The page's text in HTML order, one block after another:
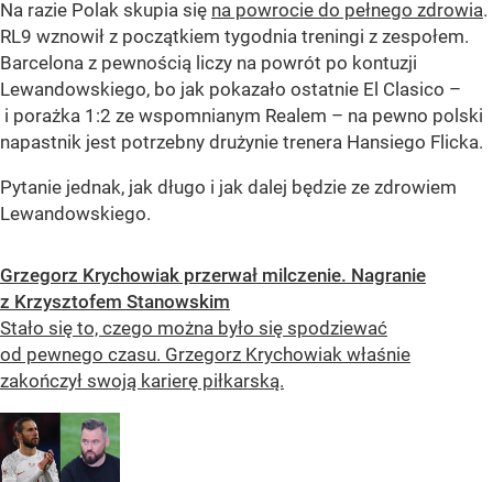
Na razie Polak skupia się na powrocie do pełnego zdrowia.
RL9 wznowił z początkiem tygodnia treningi z zespołem.
Barcelona z pewnością liczy na powrót po kontuzji
Lewandowskiego, bo jak pokazało ostatnie El Clasico –
i porażka 1:2 ze wspomnianym Realem – na pewno polski
napastnik jest potrzebny drużynie trenera Hansiego Flicka.
Pytanie jednak, jak długo i jak dalej będzie ze zdrowiem
Lewandowskiego.
Grzegorz Krychowiak przerwał milczenie. Nagranie
z Krzysztofem Stanowskim
Stało się to, czego można było się spodziewać
od pewnego czasu. Grzegorz Krychowiak właśnie
zakończył swoją karierę piłkarską.